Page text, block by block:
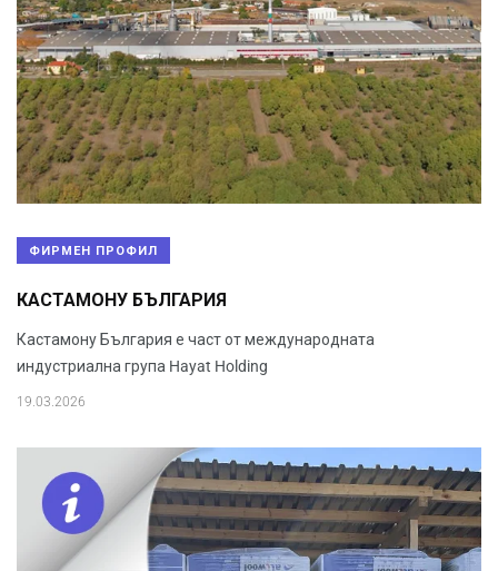
ФИРМЕН ПРОФИЛ
КАСТАМОНУ БЪЛГАРИЯ
Кастамону България е част от международната
индустриална група Hayat Holding
19.03.2026